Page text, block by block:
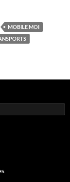
MOBILE MOI